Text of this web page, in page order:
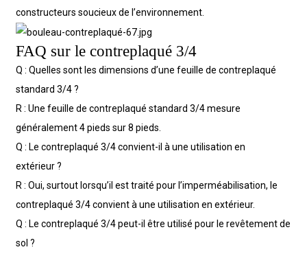
constructeurs soucieux de l’environnement.
FAQ sur le contreplaqué 3/4
Q : Quelles sont les dimensions d’une feuille de contreplaqué
standard 3/4 ?
R : Une feuille de contreplaqué standard 3/4 mesure
généralement 4 pieds sur 8 pieds.
Q : Le contreplaqué 3/4 convient-il à une utilisation en
extérieur ?
R : Oui, surtout lorsqu’il est traité pour l’imperméabilisation, le
contreplaqué 3/4 convient à une utilisation en extérieur.
Q : Le contreplaqué 3/4 peut-il être utilisé pour le revêtement de
sol ?